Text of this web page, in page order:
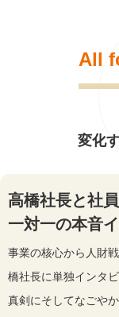
All
変化
高橋社長と社員
一対一の本音
事業の核心から人財
橋社長に単独インタ
真剣にそしてなごや